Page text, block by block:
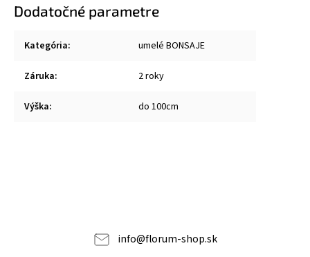
Dodatočné parametre
Kategória: umelé BONSAJE
Záruka: 2 roky
Výška: do 100cm
info@florum-shop.sk